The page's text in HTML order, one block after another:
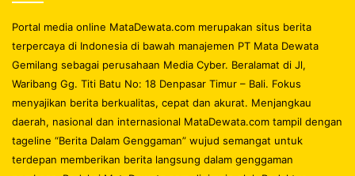
Portal media online MataDewata.com merupakan situs berita
terpercaya di Indonesia di bawah manajemen PT Mata Dewata
Gemilang sebagai perusahaan Media Cyber. Beralamat di Jl,
Waribang Gg. Titi Batu No: 18 Denpasar Timur – Bali. Fokus
menyajikan berita berkualitas, cepat dan akurat. Menjangkau
daerah, nasional dan internasional MataDewata.com tampil dengan
tageline “Berita Dalam Genggaman” wujud semangat untuk
terdepan memberikan berita langsung dalam genggaman